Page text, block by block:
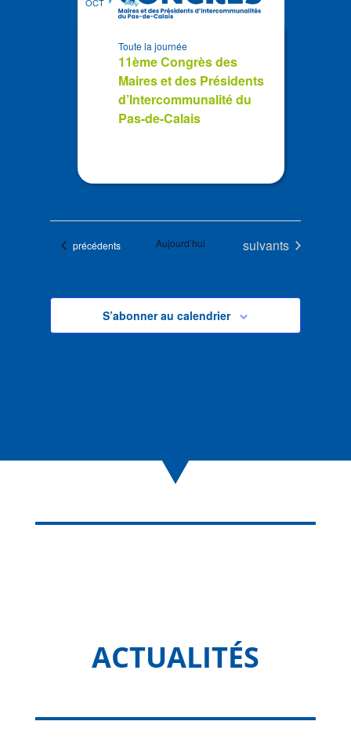
11ème Congrès des
Maires et des Présidents
d’Intercommunalité du
Pas-de-Calais
Toute la journée
Évènements
précédents Aujourd’hui Évènements
suivants
S’abonner au calendrier
ACTUALITÉS